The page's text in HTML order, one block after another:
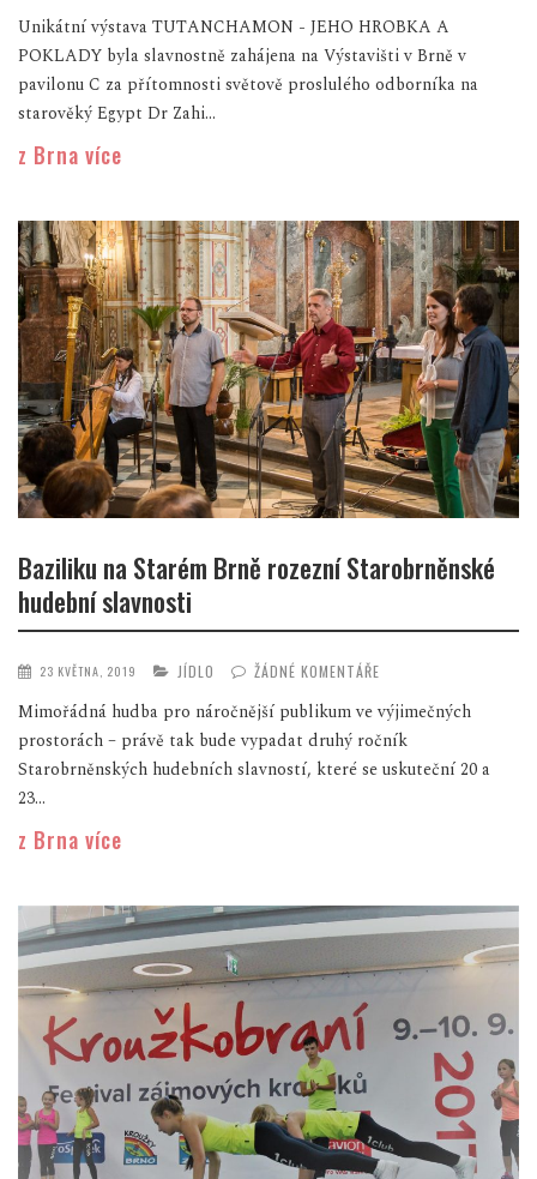
Unikátní výstava TUTANCHAMON - JEHO HROBKA A
POKLADY byla slavnostně zahájena na Výstavišti v Brně v
pavilonu C za přítomnosti světově proslulého odborníka na
starověký Egypt Dr Zahi...
z Brna více
Baziliku na Starém Brně rozezní Starobrněnské
hudební slavnosti
23 KVĚTNA, 2019 JÍDLO ŽÁDNÉ KOMENTÁŘE
Mimořádná hudba pro náročnější publikum ve výjimečných
prostorách – právě tak bude vypadat druhý ročník
Starobrněnských hudebních slavností, které se uskuteční 20 a
23...
z Brna více